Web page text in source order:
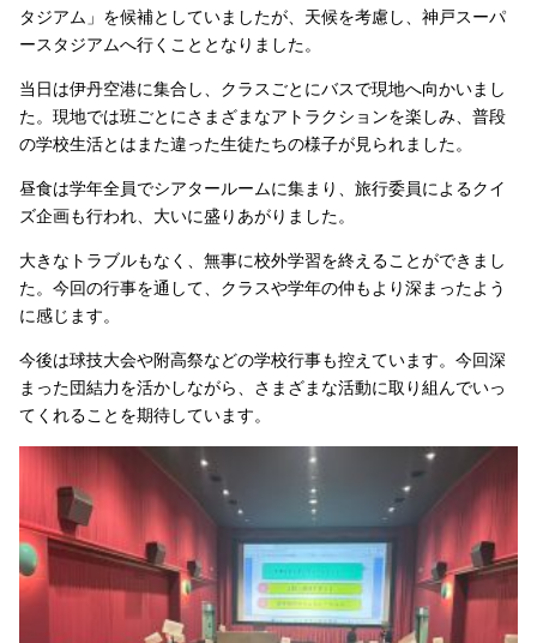
タジアム」を候補としていましたが、天候を考慮し、神戸スーパ
ースタジアムへ行くこととなりました。
当日は伊丹空港に集合し、クラスごとにバスで現地へ向かいまし
た。現地では班ごとにさまざまなアトラクションを楽しみ、普段
の学校生活とはまた違った生徒たちの様子が見られました。
昼食は学年全員でシアタールームに集まり、旅行委員によるクイ
ズ企画も行われ、大いに盛りあがりました。
大きなトラブルもなく、無事に校外学習を終えることができまし
た。今回の行事を通して、クラスや学年の仲もより深まったよう
に感じます。
今後は球技大会や附高祭などの学校行事も控えています。今回深
まった団結力を活かしながら、さまざまな活動に取り組んでいっ
てくれることを期待しています。